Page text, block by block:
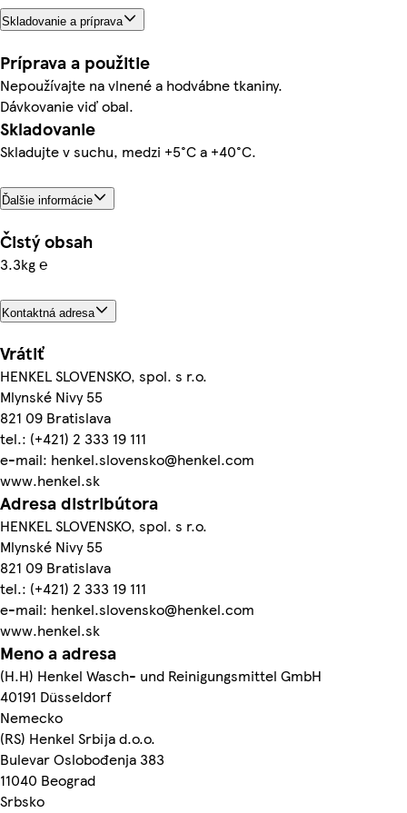
Skladovanie a príprava
Príprava a použitie
Nepoužívajte na vlnené a hodvábne tkaniny.
Dávkovanie viď obal.
Skladovanie
Skladujte v suchu, medzi +5°C a +40°C.
Ďalšie informácie
Čistý obsah
3.3kg ℮
Kontaktná adresa
Vrátiť
HENKEL SLOVENSKO, spol. s r.o.
Mlynské Nivy 55
821 09 Bratislava
tel.: (+421) 2 333 19 111
e-mail: henkel.slovensko@henkel.com
www.henkel.sk
Adresa distribútora
HENKEL SLOVENSKO, spol. s r.o.
Mlynské Nivy 55
821 09 Bratislava
tel.: (+421) 2 333 19 111
e-mail: henkel.slovensko@henkel.com
www.henkel.sk
Meno a adresa
(H.H) Henkel Wasch- und Reinigungsmittel GmbH
40191 Düsseldorf
Nemecko
(RS) Henkel Srbija d.o.o.
Bulevar Oslobođenja 383
11040 Beograd
Srbsko